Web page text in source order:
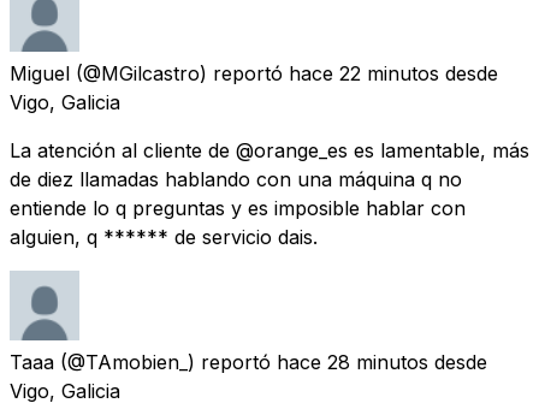
Miguel (@MGilcastro) reportó hace 22 minutos desde
Vigo, Galicia
La atención al cliente de @orange_es es lamentable, más
de diez llamadas hablando con una máquina q no
entiende lo q preguntas y es imposible hablar con
alguien, q ****** de servicio dais.
Taaa (@TAmobien_) reportó hace 28 minutos desde
Vigo, Galicia